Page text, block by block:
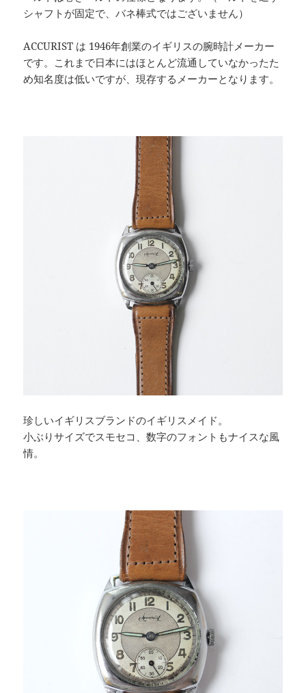
シャフトが固定で、バネ棒式ではございません）
ACCURIST は 1946年創業のイギリスの腕時計メーカー
です。これまで日本にはほとんど流通していなかったた
め知名度は低いですが、現存するメーカーとなります。
珍しいイギリスブランドのイギリスメイド。
小ぶりサイズでスモセコ、数字のフォントもナイスな風
情。